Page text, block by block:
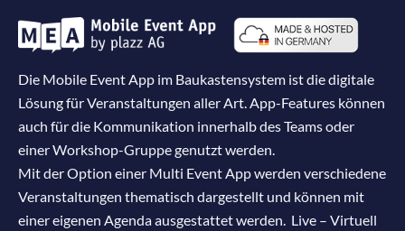
Die Mobile Event App im Baukastensystem ist die digitale
Lösung für Veranstaltungen aller Art. App-Features können
auch für die Kommunikation innerhalb des Teams oder
einer Workshop-Gruppe genutzt werden.
Mit der Option einer Multi Event App werden verschiedene
Veranstaltungen thematisch dargestellt und können mit
einer eigenen Agenda ausgestattet werden. Live – Virtuell